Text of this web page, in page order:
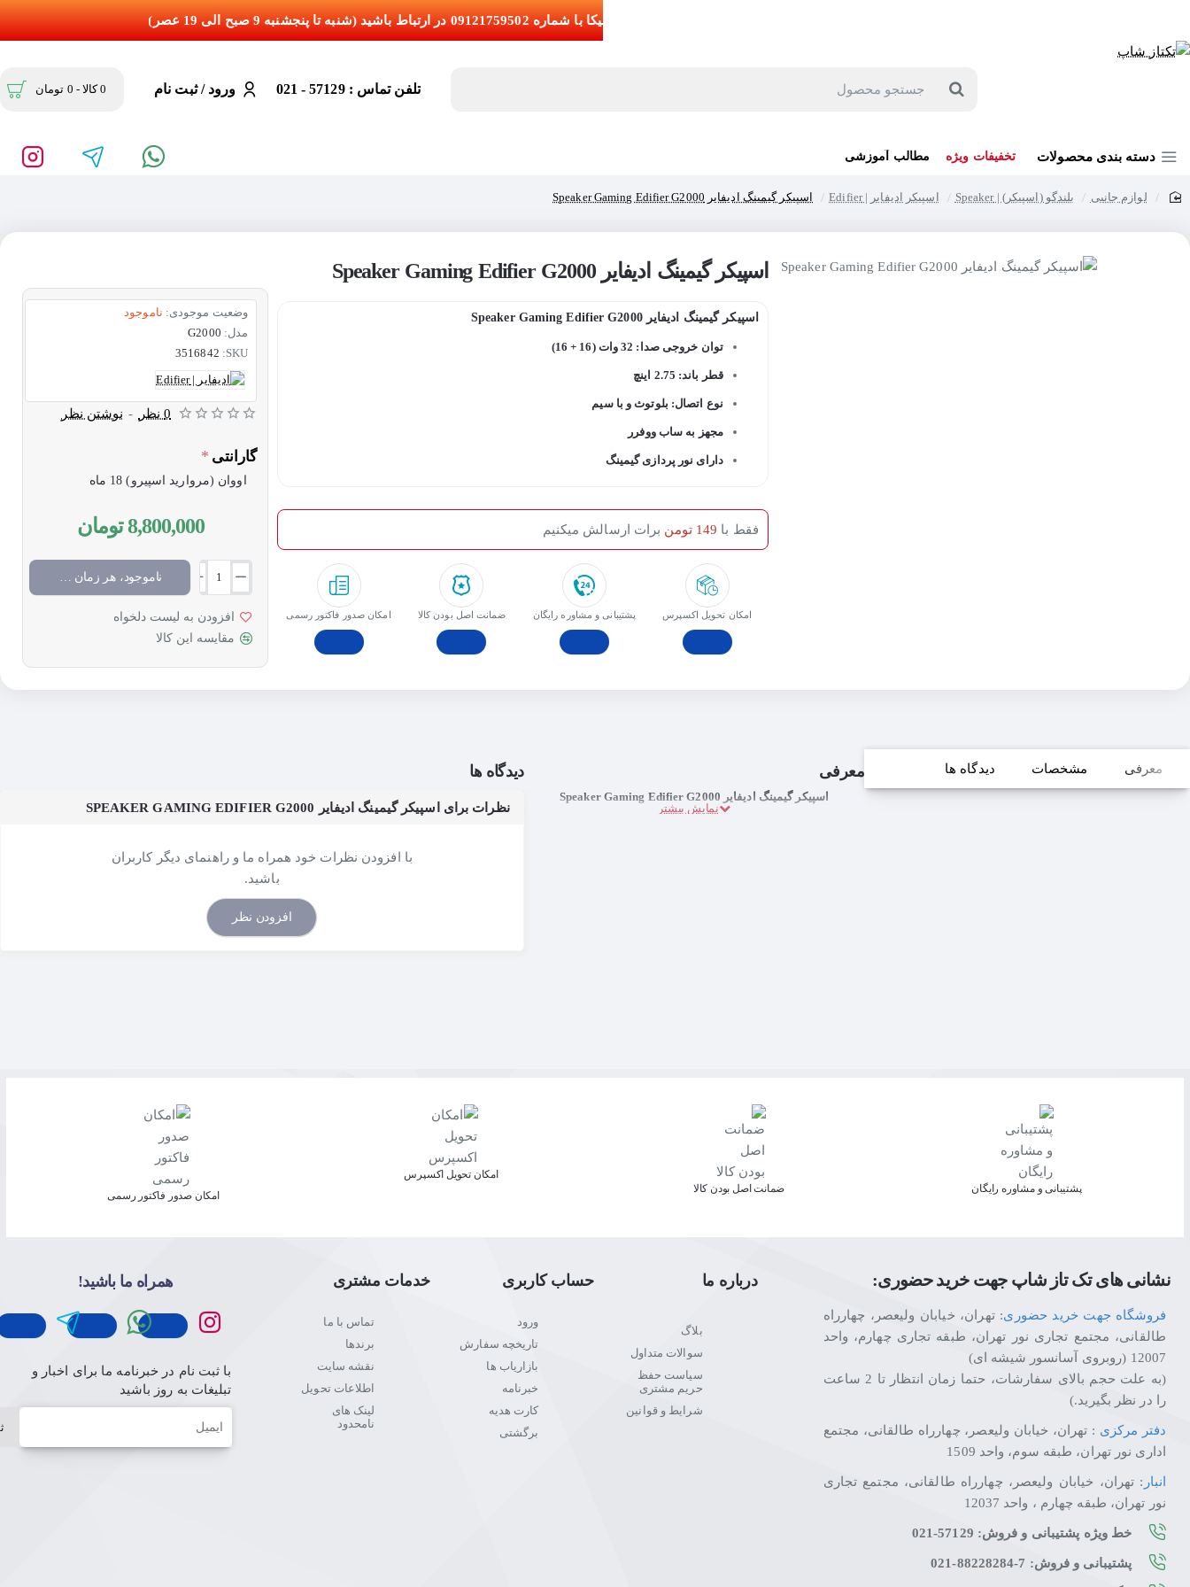
جستجو
تلفن تماس : 57129 - 021 ورود / ثبت نام 0 کالا - 0 تومان
دسته بندی محصولات تخفیفات ویژه مطالب آموزشی
لوازم جانبی بلندگو (اسپیکر) | Speaker اسپیکر ادیفایر | Edifier اسپیکر گیمینگ ادیفایر Speaker Gaming Edifier G2000
اسپیکر گیمینگ ادیفایر Speaker Gaming Edifier G2000
اسپیکر گیمینگ ادیفایر Speaker Gaming Edifier G2000
توان خروجی صدا: 32 وات (16 + 16)
قطر باند: 2.75 اینچ
نوع اتصال: بلوتوث و با سیم
مجهز به ساب ووفرر
دارای نور پردازی گیمینگ
امکان تحویل اکسپرس پشتیبانی و مشاوره رایگان ﺿﻤﺎﻧﺖ اﺻﻞ ﺑﻮدن ﮐﺎﻟﺎ امکان صدور فاکتور رسمی
فقط با 149 تومن برات ارسالش میکنیم
وضعیت موجودی: ناموجود
مدل: G2000
SKU:
3516842
0 نظر - نوشتن نظر
گارانتی
اووان (مروارید اسپیرو) 18 ماه
8,800,000 تومان
ناموجود، هر زمان موجود شد خبرم کن
افزودن به لیست دلخواه
مقایسه این کالا
معرفی مشخصات دیدگاه ها معرفی
اسپیکر گیمینگ ادیفایر Speaker Gaming Edifier G2000
دیدگاه ها
نظرات برای اسپیکر گیمینگ ادیفایر SPEAKER GAMING EDIFIER G2000
با افزودن نظرات خود همراه ما و راهنمای دیگر کاربران
باشید.
افزودن نظر
پشتیبانی و مشاوره رایگان ﺿﻤﺎﻧﺖ اﺻﻞ ﺑﻮدن ﮐﺎﻟﺎ
اﻣﮑﺎن ﺗﺤﻮﯾﻞ اﮐﺴﭙﺮس
امکان صدور فاکتور رسمی
نشانی های تک تاز شاپ جهت خرید حضوری:
فروشگاه جهت خرید حضوری: تهران، خیابان ولیعصر، چهارراه
طالقانی، مجتمع تجاری نور تهران، طبقه تجاری چهارم، واحد
12007 (روبروی آسانسور شیشه ای)
(به علت حجم بالای سفارشات، حتما زمان انتظار تا 2 ساعت
را در نظر بگیرید.)
دفتر مرکزی : تهران، خیابان ولیعصر، چهارراه طالقانی، مجتمع
اداری نور تهران، طبقه سوم، واحد 1509
انبار : تهران، خیابان ولیعصر، چهارراه طالقانی، مجتمع تجاری
نور تهران، طبقه چهارم ، واحد 12037
خط ویژه پشتیبانی و فروش: 57129-021
پشتیبانی و فروش: 7-88228284-021
درباره ما
بلاگ
سوالات متداول
سیاست حفظ
حریم مشتری
شرایط و قوانین
حساب کاربری
ورود
تاریخچه سفارش
بازاریاب ها
خبرنامه
کارت هدیه
برگشتی
خدمات مشتری
تماس با ما
برندها
نقشه سایت
اطلاعات تحویل
لینک های
نامحدود
همراه ما باشید!
با ثبت نام در خبرنامه ما برای اخبار و
تبلیغات به روز باشید
ایمیل